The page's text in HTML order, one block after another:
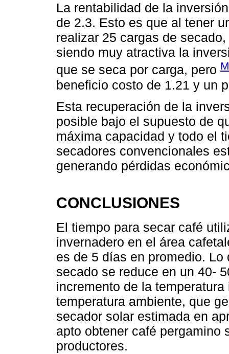
La rentabilidad de la
de 2.3. Esto es que al tener
realizar 25 cargas de
siendo muy atractiva la
que se seca por carga, pero
beneficio costo de 1.21 y un
Esta recuperación de la
posible bajo el supuesto de
máxima capacidad y todo el
secadores convencionales
generando pérdidas
CONCLUSIONES
El tiempo para secar café
invernadero en el área
es de 5 días en promedio.
secado se reduce en un 40-
incremento de la
temperatura ambiente, que
secador solar estimada en
apto obtener café pergamino
productores.